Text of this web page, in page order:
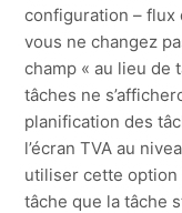
configuration – flux
vous ne changez
champ « au lieu de
tâches ne
planification des
l’écran TVA au
utiliser cette
tâche que la tâche